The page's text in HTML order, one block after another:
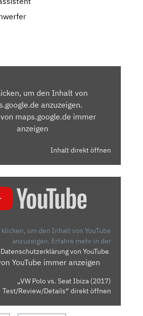
um den Inhalt von
anzuzeigen.
maps.google.de immer
anzeigen
Inhalt direkt öffnen
um den Inhalt von YouTube
anzuzeigen. Erfahre mehr in der
Datenschutzerklärung von YouTube.
YouTube immer anzeigen
„VW Polo vs. Seat Ibiza (2017)
Test/Review/Details“ direkt öffnen